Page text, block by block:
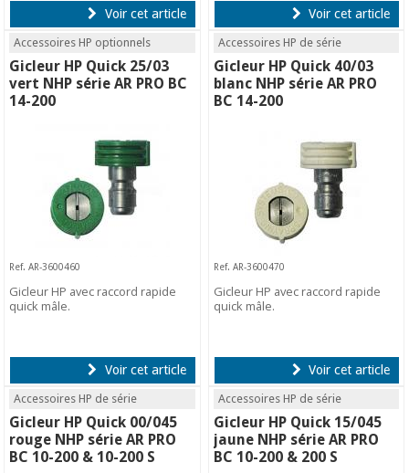
Voir cet article Voir cet article
Accessoires HP optionnels
Gicleur HP Quick 25/03
vert NHP série AR PRO BC
14-200
Ref. AR-3600460
Gicleur HP avec raccord rapide
quick mâle.
Voir cet article
Accessoires HP de série
Gicleur HP Quick 40/03
blanc NHP série AR PRO
BC 14-200
Ref. AR-3600470
Gicleur HP avec raccord rapide
quick mâle.
Voir cet article
Accessoires HP de série
Gicleur HP Quick 00/045
rouge NHP série AR PRO
BC 10-200 & 10-200 S
Accessoires HP de série
Gicleur HP Quick 15/045
jaune NHP série AR PRO
BC 10-200 & 200 S